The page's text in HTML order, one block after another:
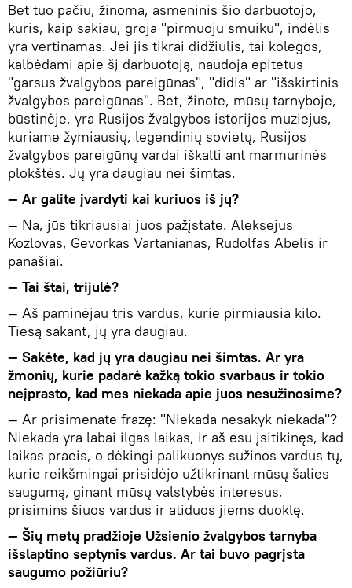
Bet tuo pačiu, žinoma, asmeninis šio darbuotojo,
kuris, kaip sakiau, groja "pirmuoju smuiku", indėlis
yra vertinamas. Jei jis tikrai didžiulis, tai kolegos,
kalbėdami apie šį darbuotoją, naudoja epitetus
"garsus žvalgybos pareigūnas", "didis" ar "išskirtinis
žvalgybos pareigūnas". Bet, žinote, mūsų tarnyboje,
būstinėje, yra Rusijos žvalgybos istorijos muziejus,
kuriame žymiausių, legendinių sovietų, Rusijos
žvalgybos pareigūnų vardai iškalti ant marmurinės
plokštės. Jų yra daugiau nei šimtas.
— Ar galite įvardyti kai kuriuos iš jų?
— Na, jūs tikriausiai juos pažįstate. Aleksejus
Kozlovas, Gevorkas Vartanianas, Rudolfas Abelis ir
panašiai.
— Tai štai, trijulė?
— Aš paminėjau tris vardus, kurie pirmiausia kilo.
Tiesą sakant, jų yra daugiau.
— Sakėte, kad jų yra daugiau nei šimtas. Ar yra
žmonių, kurie padarė kažką tokio svarbaus ir tokio
neįprasto, kad mes niekada apie juos nesužinosime?
— Ar prisimenate frazę: "Niekada nesakyk niekada"?
Niekada yra labai ilgas laikas, ir aš esu įsitikinęs, kad
laikas praeis, o dėkingi palikuonys sužinos vardus tų,
kurie reikšmingai prisidėjo užtikrinant mūsų šalies
saugumą, ginant mūsų valstybės interesus,
prisimins šiuos vardus ir atiduos jiems duoklę.
— Šių metų pradžioje Užsienio žvalgybos tarnyba
išslaptino septynis vardus. Ar tai buvo pagrįsta
saugumo požiūriu?